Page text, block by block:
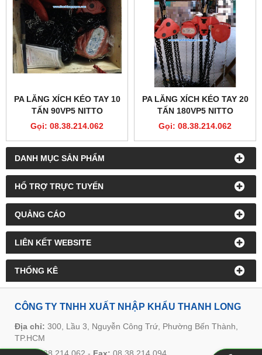
DANH MỤC SẢN PHẨM
HỔ TRỢ TRỰC TUYẾN
QUẢNG CÁO
LIÊN KẾT WEBSITE
THỐNG KÊ
PA LĂNG XÍCH KÉO TAY 10
TẤN 90VP5 NITTO
Gọi: 08.38.214.062
PA LĂNG XÍCH KÉO TAY 20
TẤN 180VP5 NITTO
Gọi: 08.38.214.062
CÔNG TY TNHH XUẤT NHẬP KHẨU THANH LONG
Địa chỉ: 300, Lầu 3, Nguyễn Công Trứ, Phường Bến Thành,
TP.HCM
08.38.214.062 - Fax: 08.38.214.094